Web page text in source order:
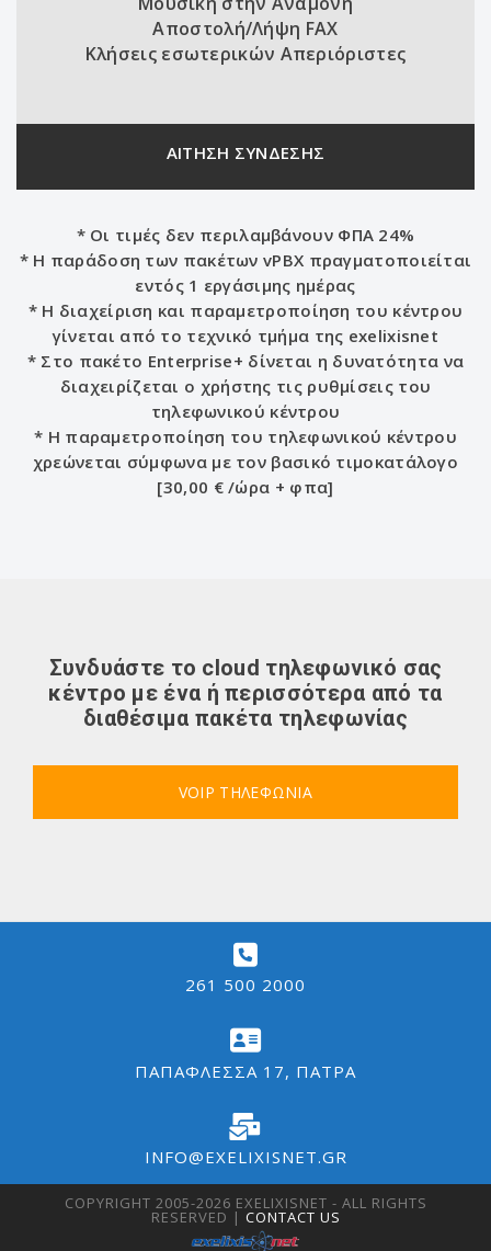
Αποστολή/Λήψη FAX
Κλήσεις εσωτερικών Απεριόριστες
ΑΙΤΗΣΗ ΣΥΝΔΕΣΗΣ
* Οι τιμές δεν περιλαμβάνουν ΦΠΑ 24%
* Η παράδοση των πακέτων vPBX πραγματοποιείται
εντός 1 εργάσιμης ημέρας
* Η διαχείριση και παραμετροποίηση του κέντρου
γίνεται από το τεχνικό τμήμα της exelixisnet
* Στο πακέτο Enterprise+ δίνεται η δυνατότητα να
διαχειρίζεται ο χρήστης τις ρυθμίσεις του
τηλεφωνικού κέντρου
* Η παραμετροποίηση του τηλεφωνικού κέντρου
χρεώνεται σύμφωνα με τον βασικό τιμοκατάλογο
[30,00 € /ώρα + φπα]
Συνδυάστε το cloud τηλεφωνικό σας
κέντρο με ένα ή περισσότερα από τα
διαθέσιμα πακέτα τηλεφωνίας
VOIP ΤΗΛΕΦΩΝΙΑ
261 500 2000
ΠΑΠΑΦΛΈΣΣΑ 17, ΠΆΤΡΑ
INFO@EXELIXISNET.GR
COPYRIGHT 2005-2026 EXELIXISNET - ALL RIGHTS
RESERVED | CONTACT US